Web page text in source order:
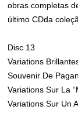
obras completas
último CDda
Disc 13
Variations
Souvenir De
Variations Sur La
Variations Sur Un